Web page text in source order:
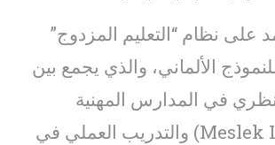
على نظام “التعليم المزدوج”
الألماني، والذي يجمع بين
في المدارس المهنية
(Meslek Liseleri) والتدريب العملي في